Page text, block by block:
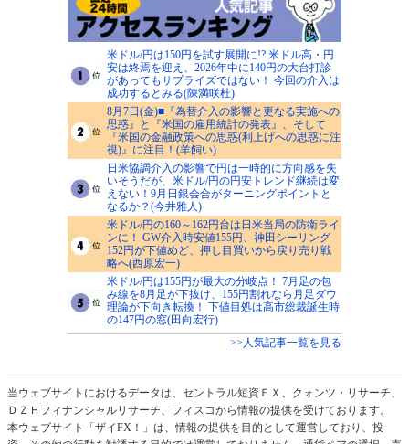
米ドル/円は150円を試す展開に!? 米ドル高・円
安は終焉を迎え、2026年中に140円の大台打診
があってもサプライズではない！ 今回の介入は
成功するとみる(陳満咲杜)
8月7日(金)■『為替介入の影響と更なる実施への
思惑』と『米国の雇用統計の発表』、そして
『米国の金融政策への思惑(利上げへの思惑に注
視)』に注目！(羊飼い)
日米協調介入の影響で円は一時的に方向感を失
いそうだが、米ドル/円の円安トレンド継続は変
えない！9月日銀会合がターニングポイントと
なるか？(今井雅人)
米ドル/円の160～162円台は日米当局の防衛ライ
ンに！ GW介入時安値155円、神田シーリング
152円が下値めど、押し目買いから戻り売り戦
略へ(西原宏一)
米ドル/円は155円が最大の分岐点！ 7月足の包
み線を8月足が下抜け、155円割れなら月足ダウ
理論が下向き転換！ 下値目処は高市総裁誕生時
の147円の窓(田向宏行)
>>人気記事一覧を見る
当ウェブサイトにおけるデータは、セントラル短資ＦＸ、クォンツ・リサーチ、
ＤＺＨフィナンシャルリサーチ、フィスコから情報の提供を受けております。
本ウェブサイト「ザイFX！」は、情報の提供を目的として運営しており、投